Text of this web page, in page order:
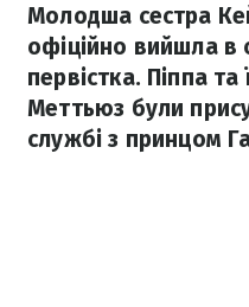
Молодша сестра
офіційно вийшла в
первістка. Піппа
Меттьюз були
службі з принцом